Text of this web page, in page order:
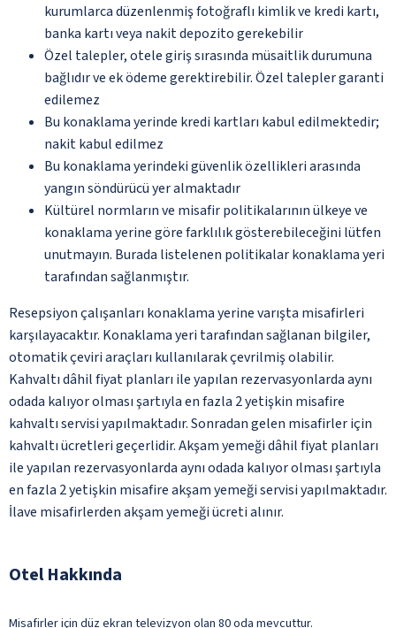
kurumlarca düzenlenmiş fotoğraflı kimlik ve kredi kartı,
banka kartı veya nakit depozito gerekebilir
Özel talepler, otele giriş sırasında müsaitlik durumuna
bağlıdır ve ek ödeme gerektirebilir. Özel talepler garanti
edilemez
Bu konaklama yerinde kredi kartları kabul edilmektedir;
nakit kabul edilmez
Bu konaklama yerindeki güvenlik özellikleri arasında
yangın söndürücü yer almaktadır
Kültürel normların ve misafir politikalarının ülkeye ve
konaklama yerine göre farklılık gösterebileceğini lütfen
unutmayın. Burada listelenen politikalar konaklama yeri
tarafından sağlanmıştır.
Resepsiyon çalışanları konaklama yerine varışta misafirleri
karşılayacaktır. Konaklama yeri tarafından sağlanan bilgiler,
otomatik çeviri araçları kullanılarak çevrilmiş olabilir.
Kahvaltı dâhil fiyat planları ile yapılan rezervasyonlarda aynı
odada kalıyor olması şartıyla en fazla 2 yetişkin misafire
kahvaltı servisi yapılmaktadır. Sonradan gelen misafirler için
kahvaltı ücretleri geçerlidir. Akşam yemeği dâhil fiyat planları
ile yapılan rezervasyonlarda aynı odada kalıyor olması şartıyla
en fazla 2 yetişkin misafire akşam yemeği servisi yapılmaktadır.
İlave misafirlerden akşam yemeği ücreti alınır.
Otel Hakkında
Misafirler için düz ekran televizyon olan 80 oda mevcuttur.